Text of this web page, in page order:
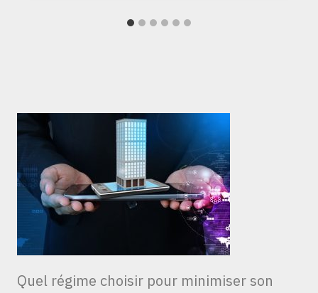
Quel régime choisir pour minimiser son